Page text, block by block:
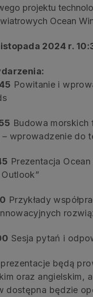
projektu
Ocean
2024 r.
Powitanie i
Budowa morskich
wprowadzenie do
Prezentacja
Przykłady
Sesja pytań i
będą
oraz angielskim,
dostępna będzie